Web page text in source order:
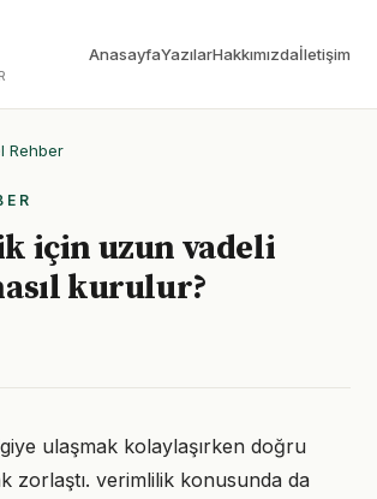
AnasayfaYazılarHakkımızdaİletişim
Rehber
için uzun vadeli
kurulur?
ulaşmak kolaylaşırken doğru
zorlaştı. verimlilik konusunda da